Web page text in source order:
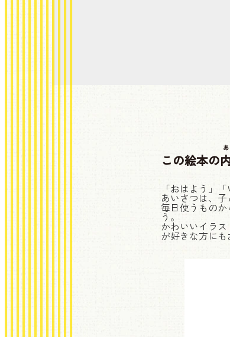
この絵本の
「おはよう」
あいさつは、
毎日使うもの
う。
かわいいイラ
が好きな方にも